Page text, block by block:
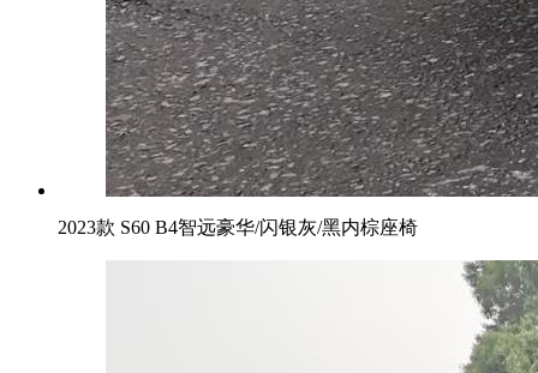
2023款 S60 B4智远豪华/闪银灰/黑内棕座椅